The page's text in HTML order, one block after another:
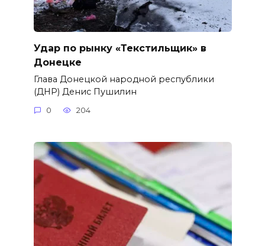
Удар по рынку «Текстильщик» в
Донецке
Глава Донецкой народной республики
(ДНР) Денис Пушилин
0 204